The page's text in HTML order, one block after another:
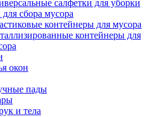
салфетки для уборки
сбора мусора
контейнеры для мусора
контейнеры для
окон
пады
и тела